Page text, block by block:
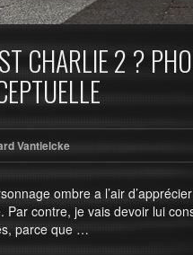
CHARLIE 2 ?
Vantielcke
ombre a l’air
Par contre, je vais devoir lui
parce que …